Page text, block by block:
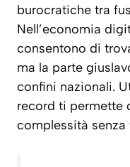
burocratiche tra
Nell’economia
consentono di
ma la parte
confini nazionali.
record ti permette
complessità senza